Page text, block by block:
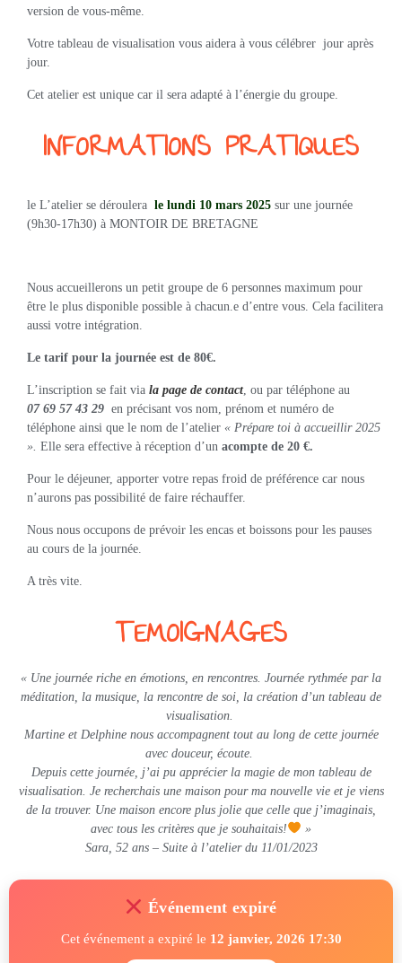
version de vous-même.
Votre tableau de visualisation vous aidera à vous célébrer jour après
jour.
Cet atelier est unique car il sera adapté à l’énergie du groupe.
INFORMATIONS PRATIQUES
le L’atelier se déroulera le lundi 10 mars 2025 sur une journée
(9h30-17h30) à MONTOIR DE BRETAGNE
Nous accueillerons un petit groupe de 6 personnes maximum pour
être le plus disponible possible à chacun.e d’entre vous. Cela facilitera
aussi votre intégration.
Le tarif pour la journée est de 80€.
L’inscription se fait via la page de contact, ou par téléphone au
07 69 57 43 29 en précisant vos nom, prénom et numéro de
téléphone ainsi que le nom de l’atelier « Prépare toi à accueillir 2025
». Elle sera effective à réception d’un acompte de 20 €.
Pour le déjeuner, apporter votre repas froid de préférence car nous
n’aurons pas possibilité de faire réchauffer.
Nous nous occupons de prévoir les encas et boissons pour les pauses
au cours de la journée.
A très vite.
TEMOIGNAGES
« Une journée riche en émotions, en rencontres. Journée rythmée par la
méditation, la musique, la rencontre de soi, la création d’un tableau de
visualisation.
Martine et Delphine nous accompagnent tout au long de cette journée
avec douceur, écoute.
Depuis cette journée, j’ai pu apprécier la magie de mon tableau de
visualisation. Je recherchais une maison pour ma nouvelle vie et je viens
de la trouver. Une maison encore plus jolie que celle que j’imaginais,
avec tous les critères que je souhaitais!
»
Sara, 52 ans – Suite à l’atelier du 11/01/2023
Événement expiré
Cet événement a expiré le 12 janvier, 2026 17:30